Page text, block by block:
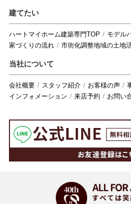
建てたい
ハートマイホーム建築専門TOP モデル
家づくりの流れ
市街化調整地域の土地
当社について
会社概要 スタッフ紹介 お客様の声
インフォメーション
来店予約 お問い